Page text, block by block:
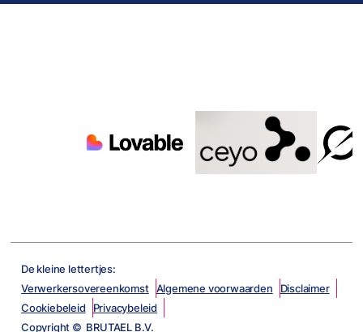
De kleine lettertjes:
Verwerkersovereenkomst Algemene voorwaarden
Disclaimer
Cookiebeleid
Privacybeleid
Copyright © BRUTAEL B.V.